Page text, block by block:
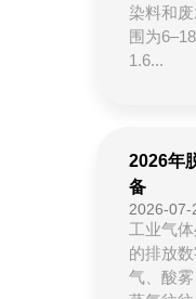
染料和
围为
1.6...
2026年
备
2026-07-
工业气
的排放
气、酸